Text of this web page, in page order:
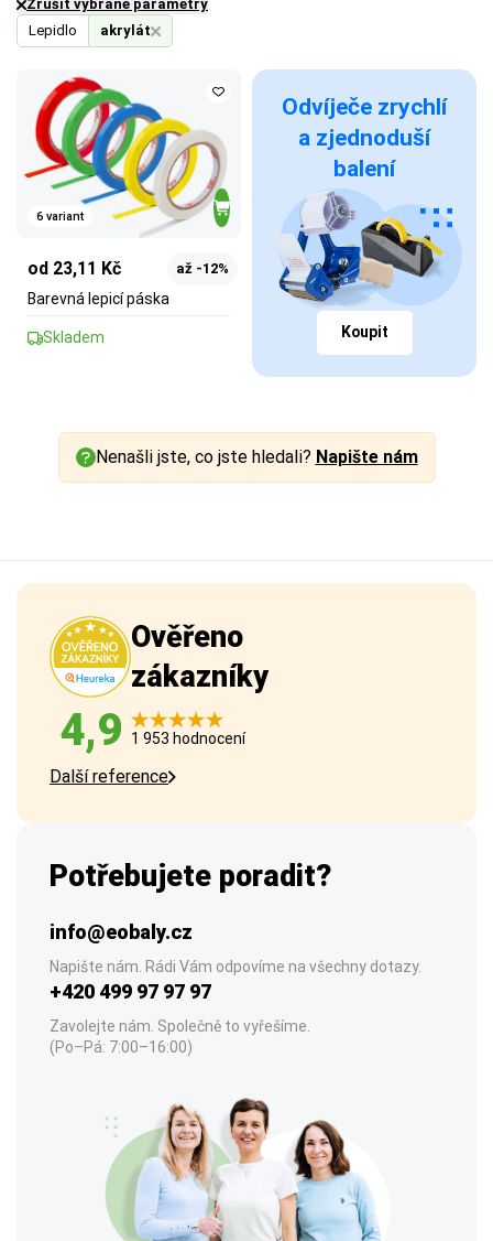
Lepidlo akrylát
Zrušit vybrané parametry
6 variant
od 23,11 Kč až -12%
Barevná lepicí páska
Skladem
Odvíječe zrychlí
a zjednoduší
balení
Koupit
Nenašli jste, co jste hledali? Napište nám
Ověřeno
zákazníky
4,9 1 953 hodnocení
Další reference
Potřebujete poradit?
info@eobaly.cz
Napište nám. Rádi Vám odpovíme na všechny dotazy.
+420 499 97 97 97
Zavolejte nám. Společně to vyřešíme.
(Po–Pá: 7:00–16:00)